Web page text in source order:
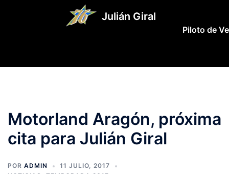
Julián Giral
Piloto de
Motorland Aragón, próxima
cita para Julián Giral
POR ADMIN
11 JULIO, 2017